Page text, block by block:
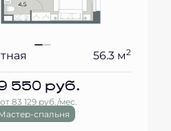
56.3 м2
550 руб.
83 129 руб./мес.
спальня